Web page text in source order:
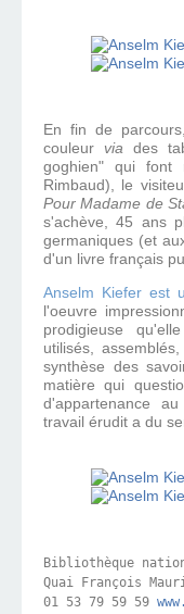
En fin de
couleur via des
goghien" qui font
Rimbaud), le
Pour Madame de
s'achève, 45 ans
germaniques (et
d'un livre français
Anselm Kiefer est
l'oeuvre
prodigieuse
utilisés,
synthèse des
matière qui
d'appartenance
travail érudit a du
Bibliothèque
Quai François
01 53 79 59 59